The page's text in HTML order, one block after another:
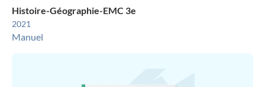
Histoire-Géographie-EMC 3e
2021
Manuel